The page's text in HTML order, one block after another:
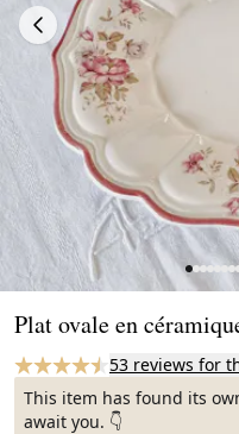
Plat ovale en
53 reviews for
This item has found its
await you. 👇